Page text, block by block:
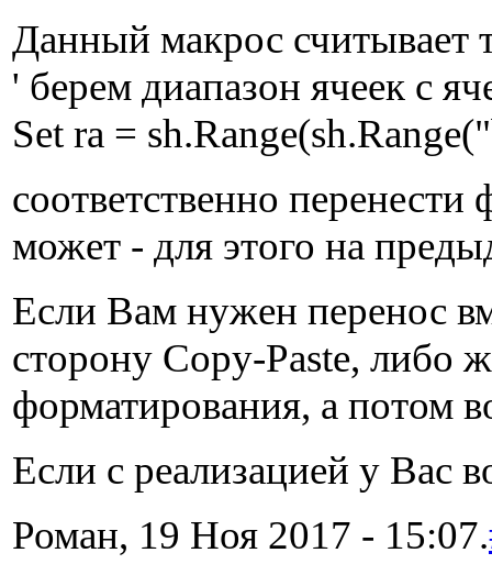
Данный макрос считывает
' берем диапазон ячеек с
Set ra =
соответственно
может - для этого на
Если Вам нужен перенос
сторону Copy-Paste, либо
форматирования, а потом
Если с реализацией у Вас
Роман, 19 Ноя 2017 - 15:07.